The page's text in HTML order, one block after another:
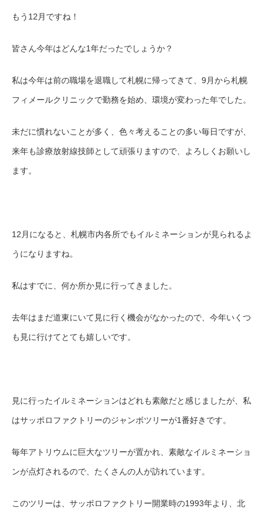
もう12月ですね！
皆さん今年はどんな1年だったでしょうか？
私は今年は前の職場を退職して札幌に帰ってきて、9月から札幌
フィメールクリニックで勤務を始め、環境が変わった年でした。
未だに慣れないことが多く、色々考えることの多い毎日ですが、
来年も診療放射線技師として頑張りますので、よろしくお願いし
ます。
12月になると、札幌市内各所でもイルミネーションが見られるよ
うになりますね。
私はすでに、何か所か見に行ってきました。
去年はまだ道東にいて見に行く機会がなかったので、今年いくつ
も見に行けてとても嬉しいです。
見に行ったイルミネーションはどれも素敵だと感じましたが、私
はサッポロファクトリーのジャンボツリーが1番好きです。
毎年アトリウムに巨大なツリーが置かれ、素敵なイルミネーショ
ンが点灯されるので、たくさんの人が訪れています。
このツリーは、サッポロファクトリー開業時の1993年より、北